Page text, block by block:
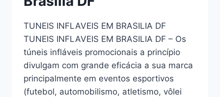
TUNEIS INFLAVEIS EM BRASILIA DF
TUNEIS INFLAVEIS EM BRASILIA DF – Os
túneis infláveis promocionais a princípio
divulgam com grande eficácia a sua marca
principalmente em eventos esportivos
(futebol, automobilismo, atletismo, vôlei